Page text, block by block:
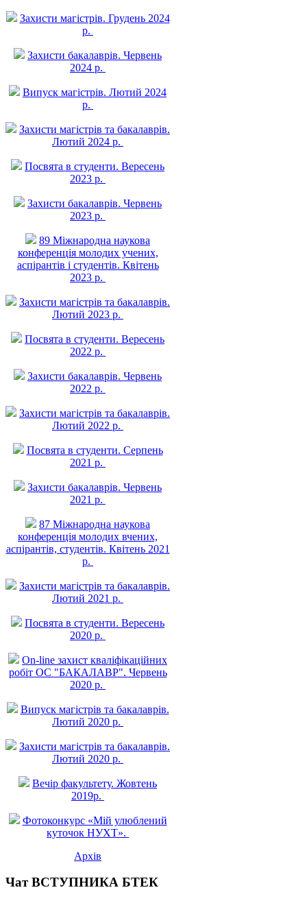
Захисти магістрів. Грудень 2024
р.
Захисти бакалаврів. Червень
2024 р.
Випуск магістрів. Лютий 2024
р.
Захисти магістрів та бакалаврів.
Лютий 2024 р.
Посвята в студенти. Вересень
2023 р.
Захисти бакалаврів. Червень
2023 р.
89 Міжнародна наукова
конференція молодих учених,
аспірантів і студентів. Квітень
2023 р.
Захисти магістрів та бакалаврів.
Лютий 2023 р.
Посвята в студенти. Вересень
2022 р.
Захисти бакалаврів. Червень
2022 р.
Захисти магістрів та бакалаврів.
Лютий 2022 р.
Посвята в студенти. Серпень
2021 р.
Захисти бакалаврів. Червень
2021 р.
87 Міжнародна наукова
конференція молодих вчених,
аспірантів, студентів. Квітень 2021
р.
Захисти магістрів та бакалаврів.
Лютий 2021 р.
Посвята в студенти. Вересень
2020 р.
On-line захист квалiфiкацiйних
робiт ОС "БАКАЛАВР". Червень
2020 р.
Випуск магістрів та бакалаврів.
Лютий 2020 р.
Захисти магістрів та бакалаврів.
Лютий 2020 р.
Вечір факультету. Жовтень
2019р.
Фотоконкурс «Мій улюблений
куточок НУХТ».
Архів
Чат ВСТУПНИКА БТЕК